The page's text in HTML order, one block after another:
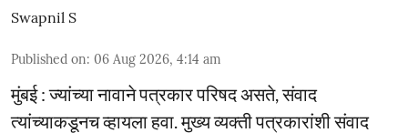
Swapnil S
Published on: 06 Aug 2026, 4:14 am
मुंबई : ज्यांच्या नावाने पत्रकार परिषद असते, संवाद
त्यांच्याकडूनच व्हायला हवा. मुख्य व्यक्ती पत्रकारांशी संवाद